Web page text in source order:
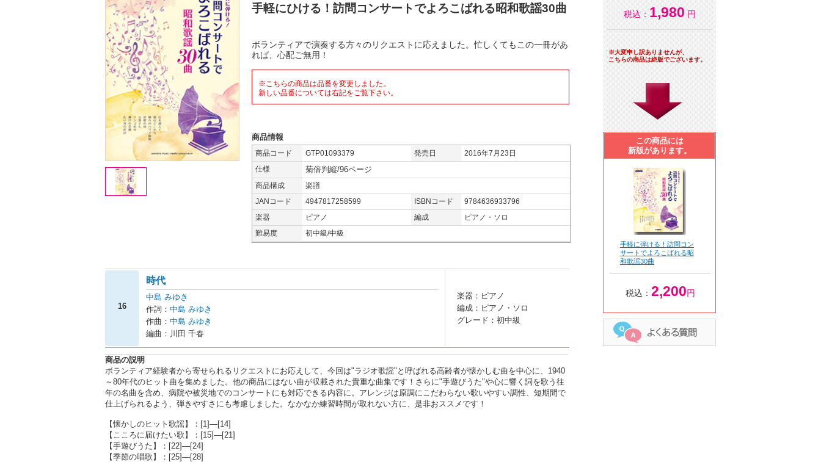
手軽にひける！訪問コンサートでよろこばれる昭和歌謡30曲
ボランティアで演奏する方々のリクエストに応えました。忙しくてもこの一冊があ
れば、心配ご無用！
※こちらの商品は品番を変更しました。
新しい品番については右記をご覧下さい。
商品情報
商品コード GTP01093379 発売日
2016年7月23日
仕様
菊倍判縦/96ページ
商品構成
楽譜
JANコード
4947817258599 ISBNコード
9784636933796
楽器
ピアノ 編成
ピアノ・ソロ
難易度
初中級/中級
16
時代
中島 みゆき
作詞： 中島 みゆき
作曲： 中島 みゆき
編曲：川田 千春
楽器：ピアノ
編成：ピアノ・ソロ
グレード：初中級
商品の説明
ボランティア経験者から寄せられるリクエストにお応えして、今回は"ラジオ歌謡"と呼ばれる高齢者が懐かしむ曲を中心に、1940
～80年代のヒット曲を集めました。他の商品にはない曲が収載された貴重な曲集です！さらに"手遊びうた"や心に響く詞を歌う往
年の名曲を含め、病院や被災地でのコンサートにも対応できる内容に。アレンジは原調にこだわらない歌いやすい調性、短期間で
仕上げられるよう、弾きやすさにも考慮しました。なかなか練習時間が取れない方に、是非おススメです！
【懐かしのヒット歌謡】：[1]―[14]
【こころに届けたい歌】：[15]―[21]
【手遊びうた】：[22]―[24]
【季節の唱歌】：[25]―[28]
税込： 1,980 円
※大変申し訳ありませんが、
こちらの商品は絶版でございます。
この商品には
新版があります。
手軽に弾ける！訪問コン
サートでよろこばれる昭
和歌謡30曲
税込： 2,200円